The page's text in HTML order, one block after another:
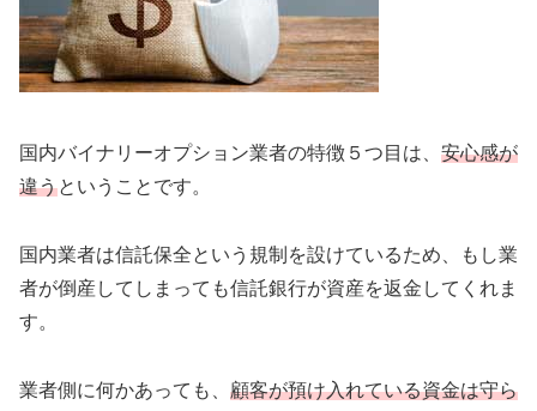
国内バイナリーオプション業者の特徴５つ目は、 安心感が
違うということです。
国内業者は信託保全という規制を設けているため、もし業
者が倒産してしまっても信託銀行が資産を返金してくれま
す。
業者側に何かあっても、 顧客が預け入れている資金は守ら